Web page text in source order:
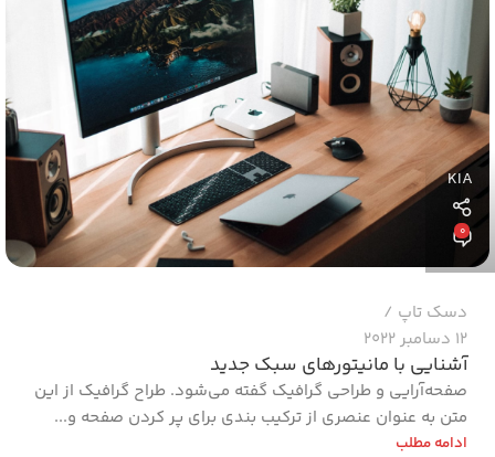
KIA
0
دسک تاپ
12 دسامبر 2022
آشنایی با مانیتورهای سبک جدید
صفحه‌آرایی و طراحی گرافیک گفته می‌شود. طراح گرافیک از این
متن به عنوان عنصری از ترکیب بندی برای پر کردن صفحه و...
ادامه مطلب